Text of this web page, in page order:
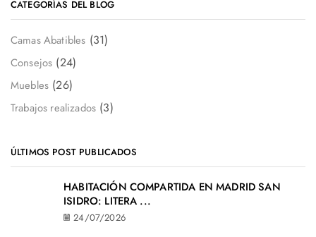
CATEGORÍAS DEL BLOG
Camas Abatibles (31)
Consejos (24)
Muebles (26)
Trabajos realizados (3)
ÚLTIMOS POST PUBLICADOS
HABITACIÓN COMPARTIDA EN MADRID SAN
ISIDRO: LITERA ...
24/07/2026